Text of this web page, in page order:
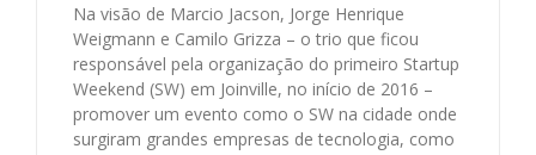
Na visão de Marcio Jacson, Jorge Henrique
Weigmann e Camilo Grizza – o trio que ficou
responsável pela organização do primeiro Startup
Weekend (SW) em Joinville, no início de 2016 –
promover um evento como o SW na cidade onde
surgiram grandes empresas de tecnologia, como